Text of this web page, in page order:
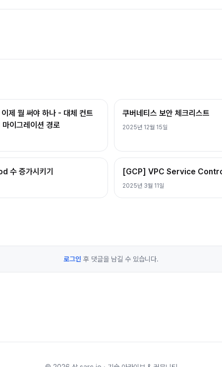
뭘 써야 하나 - 대체 컨트
이그레이션 경로
쿠버네티스 보안 체크리스트
2025년 12월 15일
수 증가시키기 [GCP] VPC Service
2025년 3월 11일
로그인 후 댓글을 남길 수 있습니다.